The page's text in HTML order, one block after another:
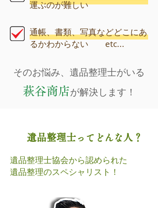
運ぶのが難しい
通帳、書類、写真などどこにあ
るかわからない etc...
そのお悩み、遺品整理士がいる
萩谷商店が解決します！
遺品整理士協会から認められた
遺品整理のスペシャリスト！
​遺品整理士 ってどんな 人？